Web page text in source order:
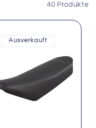
40 Produkte
Ausverkauft